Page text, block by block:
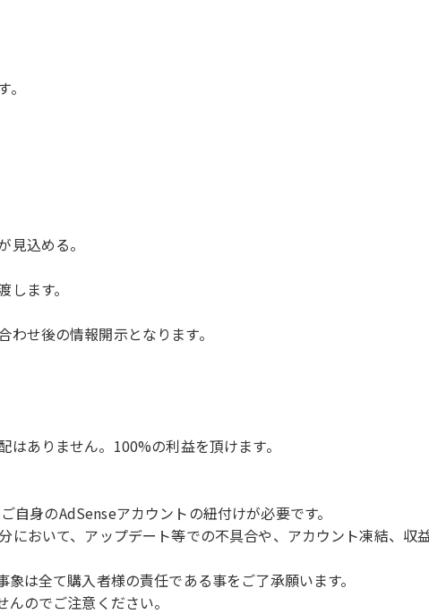
見込める。
ます。
せ後の情報開示となります。
ありません。100%の利益を頂けます。
自身のAdSenseアカウントの紐付けが必要です。
において、アップデート等での不具合や、アカウント凍結、
は全て購入者様の責任である事をご了承願います。
のでご注意ください。